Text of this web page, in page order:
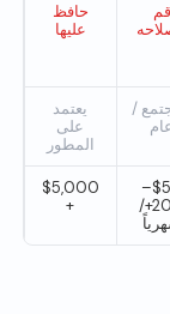
قم
حافظ
عليها
/
يعتمد
على
المطور
$50–
200+/
$5,000
+